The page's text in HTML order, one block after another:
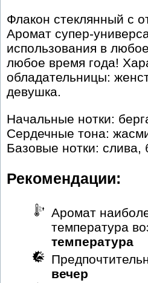
Флакон стеклянный с
Аромат супер-
использования в
любое время года!
обладательницы:
девушка.
Начальные нотки:
Сердечные тона:
Базовые нотки: слива,
Рекомендации:
Аромат
температура
температура
вечер